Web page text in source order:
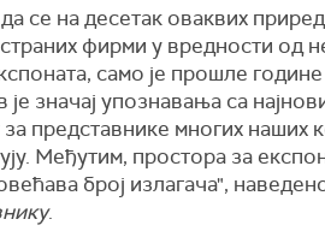
се на десетак оваквих
фирми у вредности од
само је прошле
значај упознавања са
представнике многих наших
Међутим, простора за
број излагача",
.